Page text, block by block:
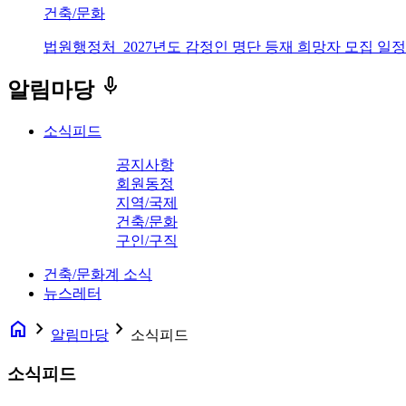
건축/문화
법원행정처_2027년도 감정인 명단 등재 희망자 모집 일
알림마당 keyboard_voice
소식피드
공지사항
회원동정
지역/국제
건축/문화
구인/구직
건축/문화계 소식
뉴스레터
home navigate_next 알림마당 navigate_next 소식피드
소식피드